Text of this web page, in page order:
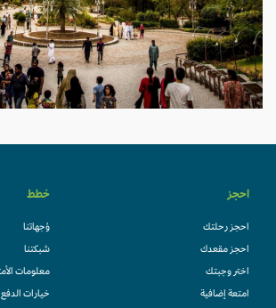
احجز
احجز رحلتك
احجز مقعدك
اختر وجبتك
امتعة إضافية
خطط
وُجهاتنا
شبكتنا
معلومات الأمتعة
خيارات الدفع